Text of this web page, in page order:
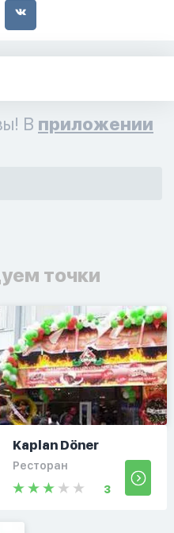
В приложении
точки
Kaplan Döner
Ресторан
3